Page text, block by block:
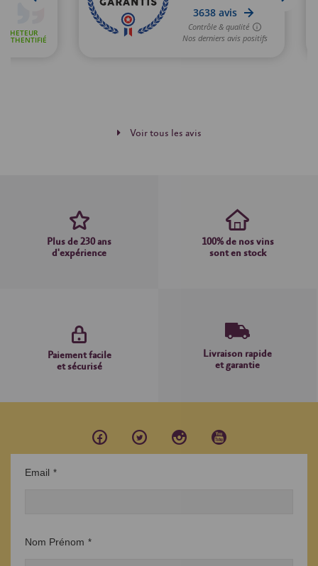
Voir tous les avis
Plus de 230 ans
d'expérience
100% de nos vins
sont en stock
Paiement facile
et sécurisé
Livraison rapide
et garantie
Email *
Nom Prénom *